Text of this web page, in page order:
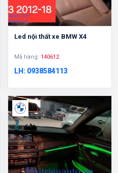
Led nội thất xe BMW X4
Mã hàng: 140612
LH: 0938584113